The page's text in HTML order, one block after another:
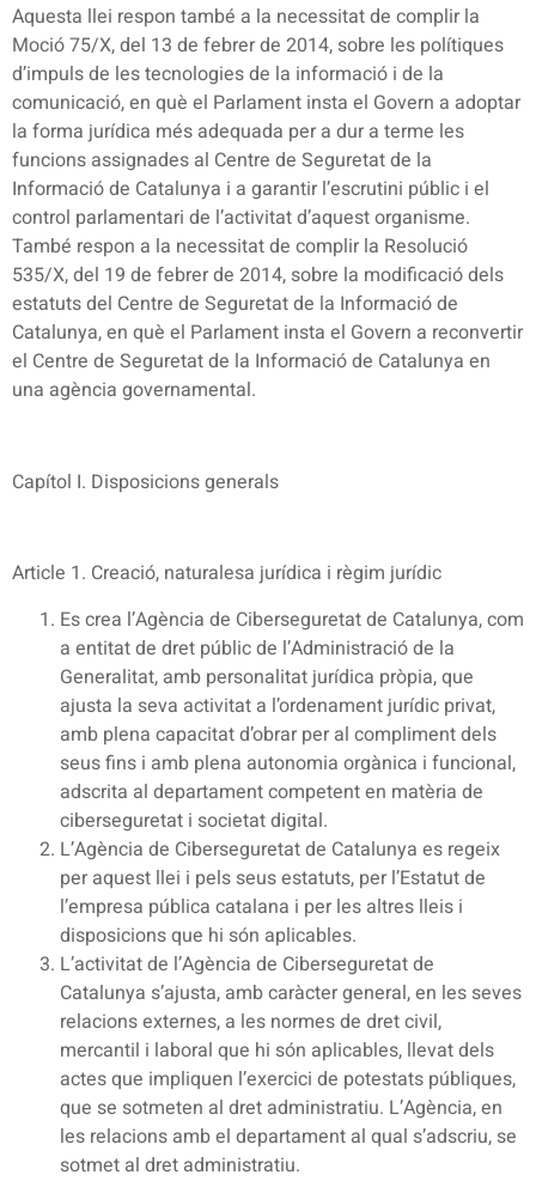
Aquesta llei respon també a la necessitat de complir la
Moció 75/X, del 13 de febrer de 2014, sobre les polítiques
d’impuls de les tecnologies de la informació i de la
comunicació, en què el Parlament insta el Govern a adoptar
la forma jurídica més adequada per a dur a terme les
funcions assignades al Centre de Seguretat de la
Informació de Catalunya i a garantir l’escrutini públic i el
control parlamentari de l’activitat d’aquest organisme.
També respon a la necessitat de complir la Resolució
535/X, del 19 de febrer de 2014, sobre la modificació dels
estatuts del Centre de Seguretat de la Informació de
Catalunya, en què el Parlament insta el Govern a reconvertir
el Centre de Seguretat de la Informació de Catalunya en
una agència governamental.
Capítol I. Disposicions generals
Article 1. Creació, naturalesa jurídica i règim jurídic
Es crea l’Agència de Ciberseguretat de Catalunya, com
a entitat de dret públic de l’Administració de la
Generalitat, amb personalitat jurídica pròpia, que
ajusta la seva activitat a l’ordenament jurídic privat,
amb plena capacitat d’obrar per al compliment dels
seus fins i amb plena autonomia orgànica i funcional,
adscrita al departament competent en matèria de
ciberseguretat i societat digital.
L’Agència de Ciberseguretat de Catalunya es regeix
per aquest llei i pels seus estatuts, per l’Estatut de
l’empresa pública catalana i per les altres lleis i
disposicions que hi són aplicables.
L’activitat de l’Agència de Ciberseguretat de
Catalunya s’ajusta, amb caràcter general, en les seves
relacions externes, a les normes de dret civil,
mercantil i laboral que hi són aplicables, llevat dels
actes que impliquen l’exercici de potestats públiques,
que se sotmeten al dret administratiu. L’Agència, en
les relacions amb el departament al qual s’adscriu, se
sotmet al dret administratiu.